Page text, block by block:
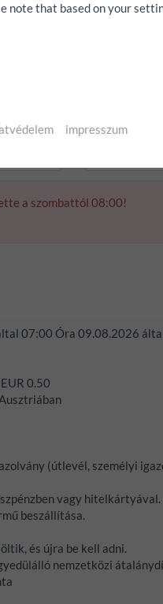
időszakot /
Visszatérési idő:
a szombattól 08:00!
07:00 Óra 09.08.2026
0.50
(útlevél, személyi
vagy hitelkártyával.
beszállítása.
és újra be kell adni.
nemzetközi
note that based on your
impresszum